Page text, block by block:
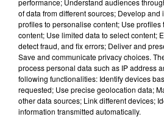
La Bulle -
de Frelinghien !
of data from different sources; Develop
profiles to personalise content; Use profiles
content; Use limited data to select content;
detect fraud, and fix errors; Deliver and
Save and communicate privacy choices.
process personal data such as IP address
following functionalities: Identify devices
requested; Use precise geolocation data;
other data sources; Link different devices;
information transmitted automatically.